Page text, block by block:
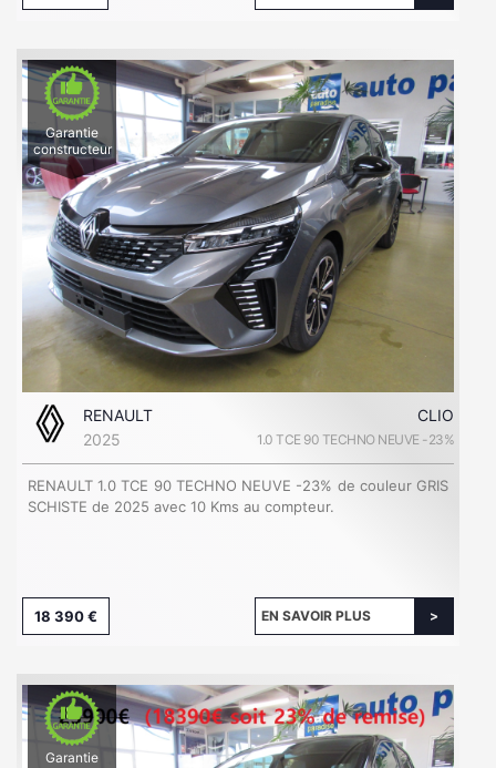
Garantie
constructeur
RENAULT
CLIO
2025
1.0 TCE 90 TECHNO NEUVE -23%
RENAULT 1.0 TCE 90 TECHNO NEUVE -23% de couleur GRIS
SCHISTE de 2025 avec 10 Kms au compteur.
18 390 € EN SAVOIR PLUS
Garantie